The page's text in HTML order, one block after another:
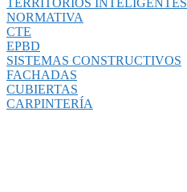
TERRITORIOS INTELIGENTES
NORMATIVA
CTE
EPBD
SISTEMAS CONSTRUCTIVOS
FACHADAS
CUBIERTAS
CARPINTERÍA